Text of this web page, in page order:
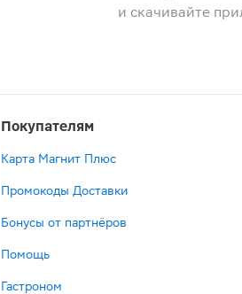
и скачивайте
Покупателям
Карта Магнит Плюс
Промокоды Доставки
Бонусы от партнёров
Помощь
Гастроном